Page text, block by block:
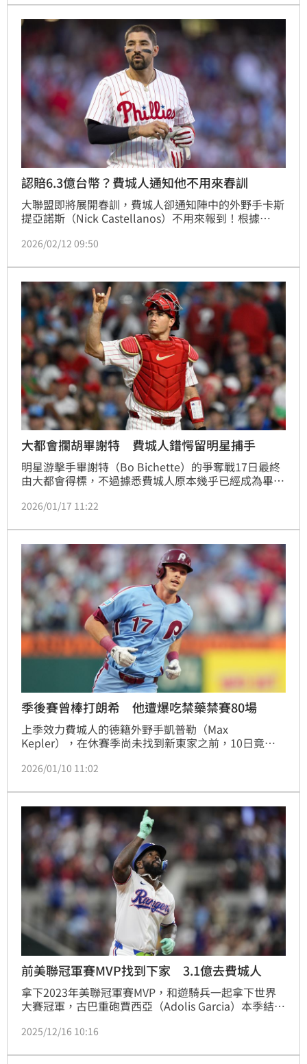
認賠6.3億台幣？費城人通知他不用來春訓
大聯盟即將展開春訓，費城人卻通知陣中的外野手卡斯
提亞諾斯（Nick Castellanos）不用來報到！根據
交易出去或是釋出他。
2026/02/12 09:50
大都會攔胡畢謝特 費城人錯愕留明星捕手
明星游擊手畢謝特（Bo Bichette）的爭奪戰17日最終
由大都會得標，不過據悉費城人原本幾乎已經成為畢謝
的薪資，以3年4500萬美元、相當於14億台幣簽回捕手
2026/01/17 11:22
季後賽曾棒打朗希 他遭爆吃禁藥禁賽80場
上季效力費城人的德籍外野手凱普勒（Max
Kepler），在休賽季尚未找到新東家之前，10日竟被
隊願意簽他，他也因為這個處分無法參與季後賽。
2026/01/10 11:02
前美聯冠軍賽MVP找到下家 3.1億去費城人
拿下2023年美聯冠軍賽MVP，和遊騎兵一起拿下世界
大賽冠軍，古巴重砲賈西亞（Adolis Garcia）本季結束
相當於3.1億台幣的合約轉戰費城人。
2025/12/16 10:16